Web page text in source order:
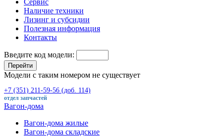
Сервис
Наличие техники
Лизинг и субсидии
Полезная информация
Контакты
Введите код модели:
Перейти
Модели с таким номером не существует
+7 (351) 211-59-56 (доб. 114)
отдел запчастей
Вагон-дома
Вагон-дома жилые
Вагон-дома складские